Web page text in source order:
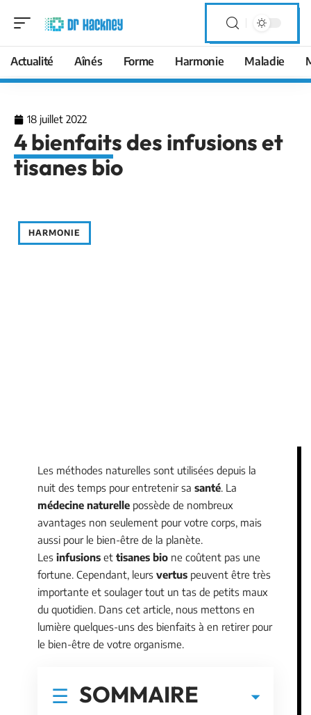
Actualité Aînés Forme Harmonie Maladie
18 juillet 2022
4 bienfaits des infusions et
tisanes bio
HARMONIE
Les méthodes naturelles sont utilisées depuis la
nuit des temps pour entretenir sa santé. La
médecine naturelle possède de nombreux
avantages non seulement pour votre corps, mais
aussi pour le bien-être de la planète.
Les infusions et tisanes bio ne coûtent pas une
fortune. Cependant, leurs vertus peuvent être très
importante et soulager tout un tas de petits maux
du quotidien. Dans cet article, nous mettons en
lumière quelques-uns des bienfaits à en retirer pour
le bien-être de votre organisme.
SOMMAIRE